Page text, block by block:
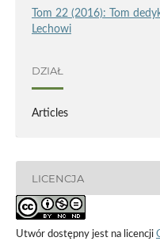
Tom 22 (2016): Tom
Lechowi
DZIAŁ
Articles
LICENCJA
Utwór dostępny jest na licencji